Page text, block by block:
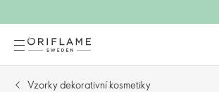
Vzorky dekorativní kosmetiky